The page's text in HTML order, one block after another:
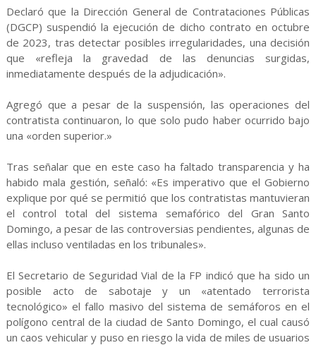
Declaró que la Dirección General de Contrataciones Públicas
(DGCP) suspendió la ejecución de dicho contrato en octubre
de 2023, tras detectar posibles irregularidades, una decisión
que «refleja la gravedad de las denuncias surgidas,
inmediatamente después de la adjudicación».
Agregó que a pesar de la suspensión, las operaciones del
contratista continuaron, lo que solo pudo haber ocurrido bajo
una «orden superior.»
Tras señalar que en este caso ha faltado transparencia y ha
habido mala gestión, señaló: «Es imperativo que el Gobierno
explique por qué se permitió que los contratistas mantuvieran
el control total del sistema semafórico del Gran Santo
Domingo, a pesar de las controversias pendientes, algunas de
ellas incluso ventiladas en los tribunales».
El Secretario de Seguridad Vial de la FP indicó que ha sido un
posible acto de sabotaje y un «atentado terrorista
tecnológico» el fallo masivo del sistema de semáforos en el
polígono central de la ciudad de Santo Domingo, el cual causó
un caos vehicular y puso en riesgo la vida de miles de usuarios